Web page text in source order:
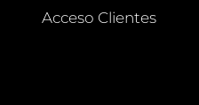
Acceso Clientes